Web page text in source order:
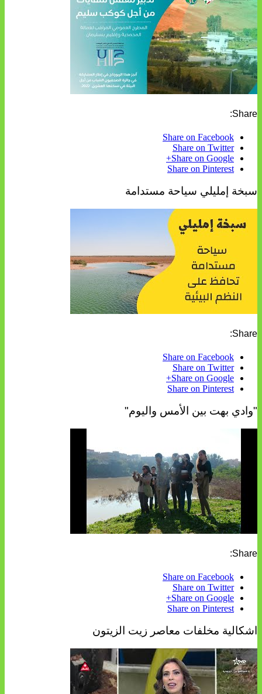
Share:
Share on Facebook
Share on Twitter
Share on Google+
Share on Pinterest
سبخة إمليلي سياحة مستدامة
Share:
Share on Facebook
Share on Twitter
Share on Google+
Share on Pinterest
"وادي بهت بين الأمس واليوم"
Share:
Share on Facebook
Share on Twitter
Share on Google+
Share on Pinterest
اشكالية مخلفات معاصر زيت الزيتون